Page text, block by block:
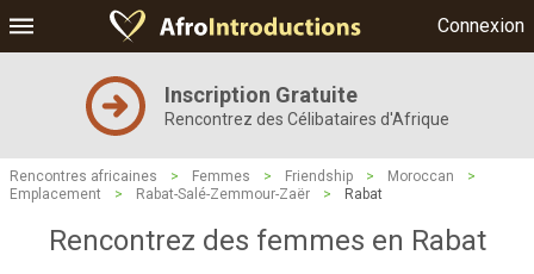
Connexion
Inscription Gratuite
Rencontrez des Célibataires d'Afrique
Rencontres africaines > Femmes > Friendship > Moroccan
>
Emplacement
> Rabat-Salé-Zemmour-Zaër > Rabat
Rencontrez des femmes en Rabat